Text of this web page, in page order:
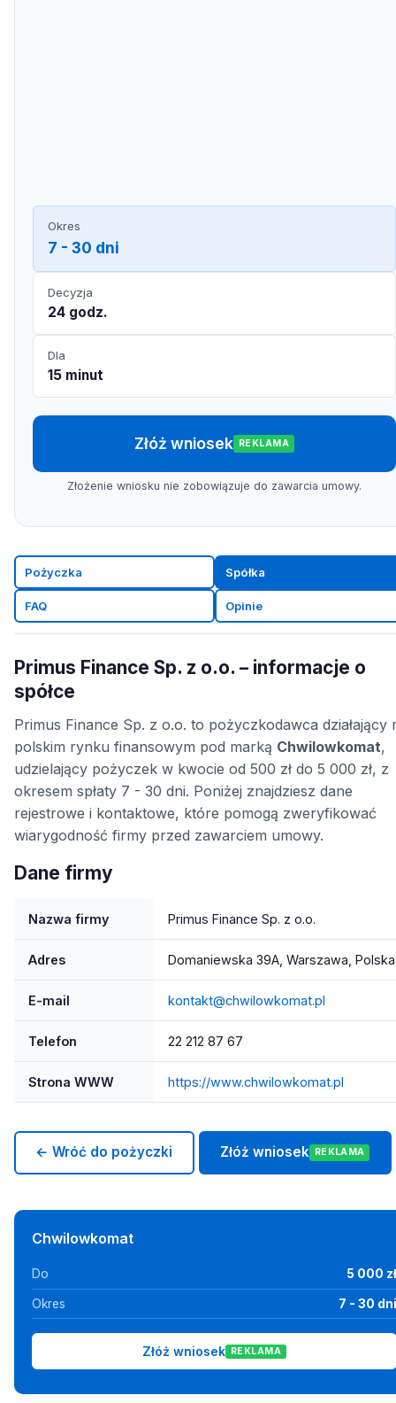
Okres
7 - 30 dni
Decyzja
24 godz.
Dla
15 minut
Złóż wniosek REKLAMA
Złożenie wniosku nie zobowiązuje do zawarcia umowy.
Pożyczka Spółka
FAQ Opinie
Primus Finance Sp. z o.o. – informacje o
spółce
Primus Finance Sp. z o.o. to pożyczkodawca działający
polskim rynku finansowym pod marką Chwilowkomat,
udzielający pożyczek w kwocie od 500 zł do 5 000 zł, z
okresem spłaty 7 - 30 dni. Poniżej znajdziesz dane
rejestrowe i kontaktowe, które pomogą zweryfikować
wiarygodność firmy przed zawarciem umowy.
Dane firmy
Nazwa firmy Primus Finance Sp. z o.o.
Adres Domaniewska 39A, Warszawa, Polska
E-mail kontakt@chwilowkomat.pl
Telefon 22 212 87 67
Strona WWW https://www.chwilowkomat.pl
← Wróć do pożyczki Złóż wniosek REKLAMA
Chwilowkomat
Do 5 000 zł
Okres 7 - 30 dni
Złóż wniosek REKLAMA